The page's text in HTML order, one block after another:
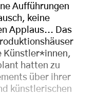
Aufführungen
keine
Applaus... Das
Künstler*innen,
hatten zu
über ihrer
künstlerischen